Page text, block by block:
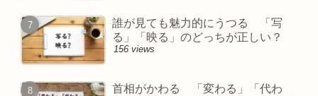
誰が見ても魅力的にうつる 「写
る」「映る」のどっちが正しい？
156 views
首相がかわる 「変わる」「代わ